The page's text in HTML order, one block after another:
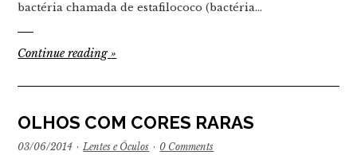
bactéria chamada de estafilococo (bactéria…
Continue reading»
OLHOS COM CORES RARAS
03/06/2014 · Lentes e Óculos · 0 Comments